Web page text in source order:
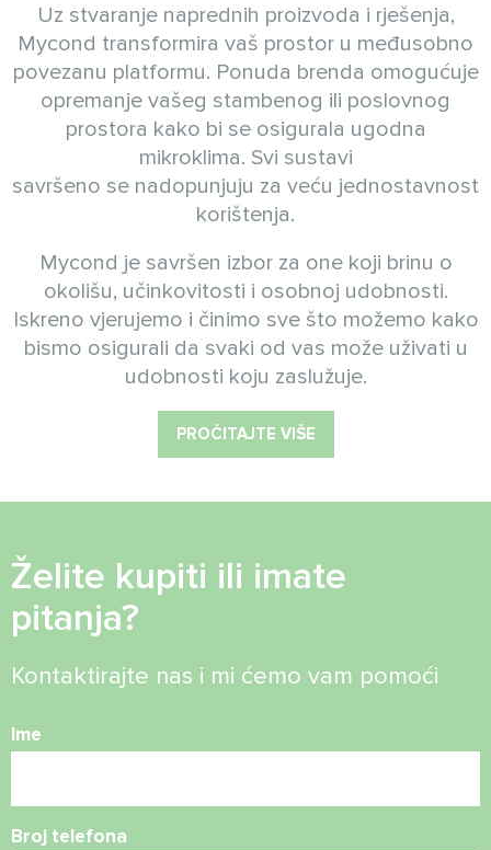
Uz stvaranje naprednih proizvoda i rješenja,
Mycond transformira vaš prostor u međusobno
povezanu platformu. Ponuda brenda omogućuje
opremanje vašeg stambenog ili poslovnog
prostora kako bi se osigurala ugodna
mikroklima. Svi sustavi
savršeno se nadopunjuju za veću jednostavnost
korištenja.
Mycond je savršen izbor za one koji brinu o
okolišu, učinkovitosti i osobnoj udobnosti.
Iskreno vjerujemo i činimo sve što možemo kako
bismo osigurali da svaki od vas može uživati u
udobnosti koju zaslužuje.
PROČITAJTE VIŠE
Želite kupiti ili imate
pitanja?
Kontaktirajte nas i mi ćemo vam pomoći
Ime
Broj telefona